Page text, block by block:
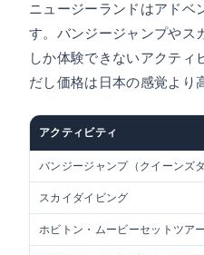
ニュージーランドはアドベ
す。バンジージャンプやス
しか体験できないアクティ
だし価格は日本の感覚より
アクティビティ
バンジージャンプ（クイーンズ
スカイダイビング
ホビトン・ムービーセットツアー